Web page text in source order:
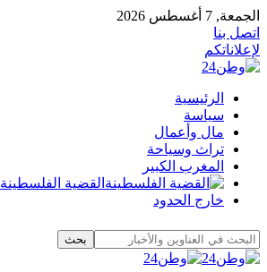
الجمعة, 7 أغسطس 2026
اتصل بنا
لإعلاناتكم
الرئيسية
سياسة
مال وأعمال
تراث وسياحة
المغرب الكبير
القضية الفلسطينة
خارج الحدود